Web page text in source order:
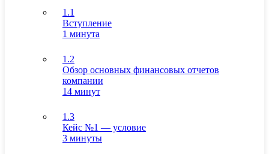
1.1
Вступление
1 минута
1.2
Обзор основных финансовых отчетов
компании
14 минут
1.3
Кейс №1 — условие
3 минуты